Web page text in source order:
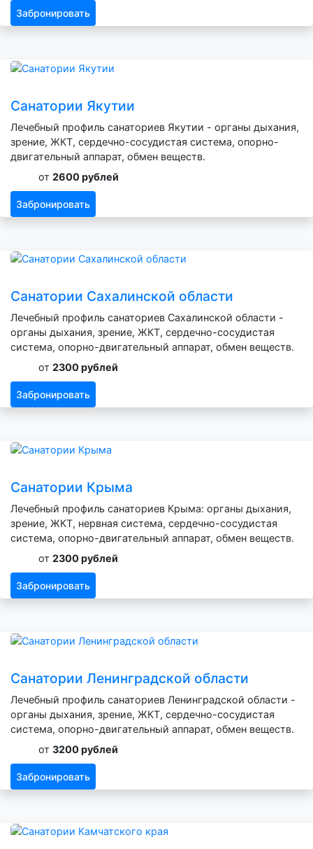
Забронировать
Санатории Якутии
Лечебный профиль санаториев Якутии - органы дыхания,
зрение, ЖКТ, сердечно-сосудистая система, опорно-
двигательный аппарат, обмен веществ.
от 2600 рублей
Забронировать
Санатории Сахалинской области
Лечебный профиль санаториев Сахалинской области -
органы дыхания, зрение, ЖКТ, сердечно-сосудистая
система, опорно-двигательный аппарат, обмен веществ.
от 2300 рублей
Забронировать
Санатории Крыма
Лечебный профиль санаториев Крыма: органы дыхания,
зрение, ЖКТ, нервная система, сердечно-сосудистая
система, опорно-двигательный аппарат, обмен веществ.
от 2300 рублей
Забронировать
Санатории Ленинградской области
Лечебный профиль санаториев Ленинградской области -
органы дыхания, зрение, ЖКТ, сердечно-сосудистая
система, опорно-двигательный аппарат, обмен веществ.
от 3200 рублей
Забронировать